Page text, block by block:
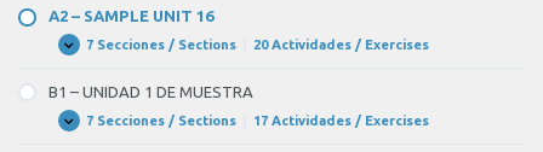
UNIDAD
16
DE
MUESTRA
A2 – SAMPLE UNIT 16
Expandir
A2
SAMPLE
UNIT
16
7 Secciones / Sections 20 Actividades / Exercises
B1 – UNIDAD 1 DE MUESTRA
Expandir
B1
7 Secciones / Sections 17 Actividades / Exercises